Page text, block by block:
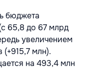
бюджета
65,8 до 67 млрд
увеличением
млн).
на 493,4 млн